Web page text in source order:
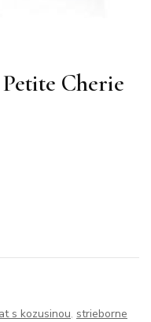
Cherie
s kozusinou, strieborne